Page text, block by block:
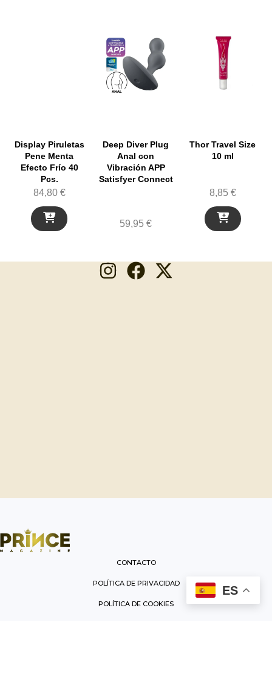
Display Piruletas
Pene Menta
Efecto Frío 40
Pcs.
84,80 €
Deep Diver Plug
Anal con
Vibración APP
Satisfyer Connect
59,95€
Thor Travel Size
10 ml
8,85 €
CONTACTO
POLÍTICA DE PRIVACIDAD
POLÍTICA DE COOKIES
ES